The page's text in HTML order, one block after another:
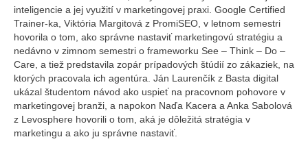
inteligencie a jej využití v marketingovej praxi. Google Certified
Trainer-ka, Viktória Margitová z PromiSEO, v letnom semestri
hovorila o tom, ako správne nastaviť marketingovú stratégiu a
nedávno v zimnom semestri o frameworku See – Think – Do –
Care, a tiež predstavila zopár prípadových štúdií zo zákaziek, na
ktorých pracovala ich agentúra. Ján Laurenčík z Basta digital
ukázal študentom návod ako uspieť na pracovnom pohovore v
marketingovej branži, a napokon Naďa Kacera a Anka Sabolová
z Levosphere hovorili o tom, aká je dôležitá stratégia v
marketingu a ako ju správne nastaviť.